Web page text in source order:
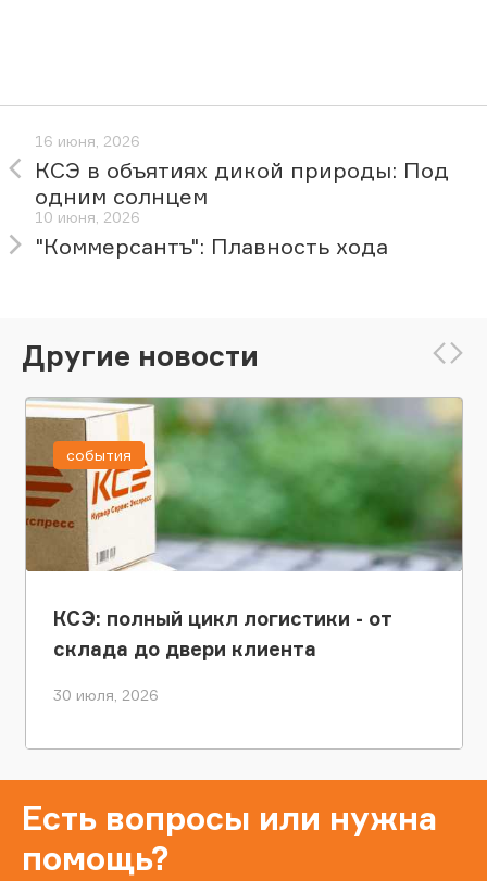
16 июня, 2026
КСЭ в объятиях дикой природы: Под
одним солнцем
10 июня, 2026
"Коммерсантъ": Плавность хода
Другие новости
КСЭ: полный цикл логистики - от
склада до двери клиента
30 июля, 2026
события
Есть вопросы или нужна
помощь?